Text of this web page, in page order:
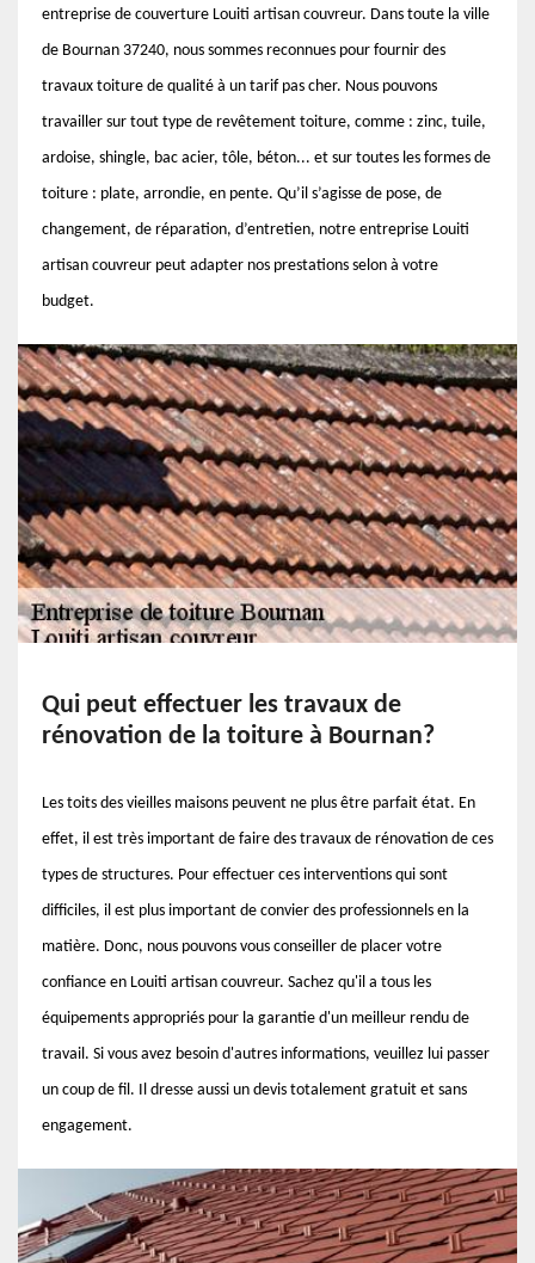
entreprise de couverture Louiti artisan couvreur. Dans toute la ville
de Bournan 37240, nous sommes reconnues pour fournir des
travaux toiture de qualité à un tarif pas cher. Nous pouvons
travailler sur tout type de revêtement toiture, comme : zinc, tuile,
ardoise, shingle, bac acier, tôle, béton... et sur toutes les formes de
toiture : plate, arrondie, en pente. Qu’il s’agisse de pose, de
changement, de réparation, d’entretien, notre entreprise Louiti
artisan couvreur peut adapter nos prestations selon à votre
budget.
Qui peut effectuer les travaux de
rénovation de la toiture à Bournan?
Les toits des vieilles maisons peuvent ne plus être parfait état. En
effet, il est très important de faire des travaux de rénovation de ces
types de structures. Pour effectuer ces interventions qui sont
difficiles, il est plus important de convier des professionnels en la
matière. Donc, nous pouvons vous conseiller de placer votre
confiance en Louiti artisan couvreur. Sachez qu'il a tous les
équipements appropriés pour la garantie d'un meilleur rendu de
travail. Si vous avez besoin d'autres informations, veuillez lui passer
un coup de fil. Il dresse aussi un devis totalement gratuit et sans
engagement.